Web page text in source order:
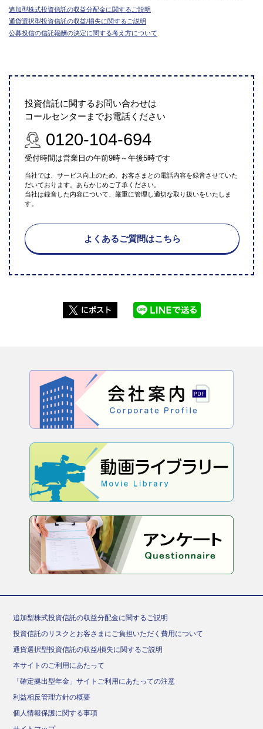
追加型株式投資信託の収益分配金に関するご説明
通貨選択型投資信託の収益/損失に関するご説明
公募投信の信託報酬の決定に関する考え方について
投資信託に関するお問い合わせは
コールセンターまでお電話ください
0120-104-694
受付時間は営業日の午前9時～午後5時です
当社では、サービス向上のため、お客さまとの電話内容を録音させていた
だいております。あらかじめご了承ください。
当社は録音した内容について、厳重に管理し適切な取り扱いをいたしま
す。
よくあるご質問はこちら
追加型株式投資信託の収益分配金に関するご説明
投資信託のリスクとお客さまにご負担いただく費用について
通貨選択型投資信託の収益/損失に関するご説明
本サイトのご利用にあたって
「確定拠出型年金」サイトご利用にあたっての注意
利益相反管理方針の概要
個人情報保護に関する事項